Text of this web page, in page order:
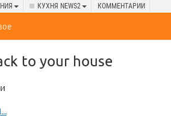
КУХНЯ NEWS2 КОММЕНТАРИИ
to your house